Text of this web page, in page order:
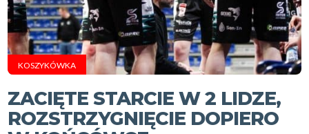
KOSZYKÓWKA
ZACIĘTE STARCIE W 2 LIDZE,
ROZSTRZYGNIĘCIE DOPIERO